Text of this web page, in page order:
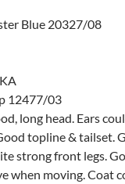
Blue 20327/08
12477/03
long head. Ears
topline & tailset.
strong front legs.
when moving. Coat